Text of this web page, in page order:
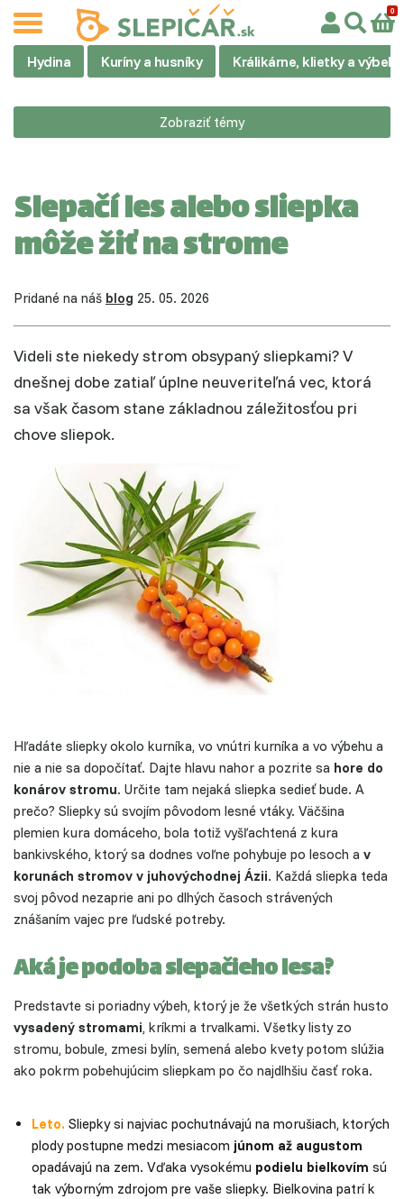
Hydina Kuríny a husníky Králikárne, klietky a výbehy
Zobraziť témy
Slepačí les alebo sliepka
môže žiť na strome
Pridané na náš blog 25. 05. 2026
Videli ste niekedy strom obsypaný sliepkami? V
dnešnej dobe zatiaľ úplne neuveriteľná vec, ktorá
sa však časom stane základnou záležitosťou pri
chove sliepok.
Hľadáte sliepky okolo kurníka, vo vnútri kurníka a vo výbehu a
nie a nie sa dopočítať. Dajte hlavu nahor a pozrite sa hore do
konárov stromu. Určite tam nejaká sliepka sedieť bude. A
prečo? Sliepky sú svojím pôvodom lesné vtáky. Väčšina
plemien kura domáceho, bola totiž vyšľachtená z kura
bankivského, ktorý sa dodnes voľne pohybuje po lesoch a v
korunách stromov v juhovýchodnej Ázii. Každá sliepka teda
svoj pôvod nezaprie ani po dlhých časoch strávených
znášaním vajec pre ľudské potreby.
Aká je podoba slepačieho lesa?
Predstavte si poriadny výbeh, ktorý je že všetkých strán husto
vysadený stromami, kríkmi a trvalkami. Všetky listy zo
stromu, bobule, zmesi bylín, semená alebo kvety potom slúžia
ako pokrm pobehujúcim sliepkam po čo najdlhšiu časť roka.
Leto. Sliepky si najviac pochutnávajú na morušiach, ktorých
plody postupne medzi mesiacom júnom až augustom
opadávajú na zem. Vďaka vysokému podielu bielkovím sú
tak výborným zdrojom pre vaše sliepky. Bielkovina patrí k